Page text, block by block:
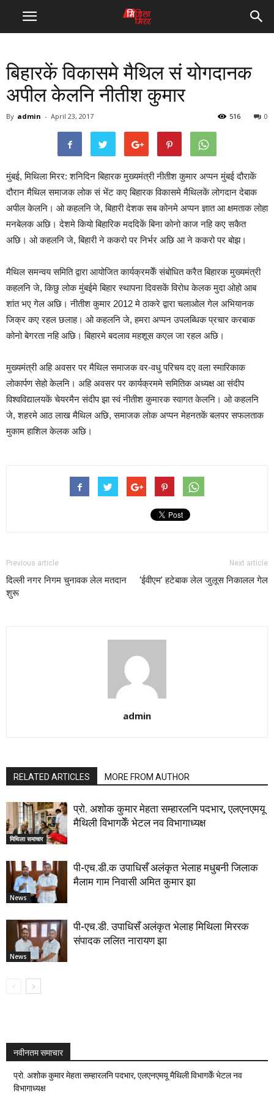
बिहारकें विकासमे मैथिल सं योगदानक
अपील केलनि नीतीश कुमार
By admin - April 23, 2017 0
516
मुंबई, मिथिला मिरर: शनिदिन बिहारक मुख्यमंत्री नीतीश कुमार अप्पन मुंबई दौराकें
दौरान मैथिल समाजक लोक सं भेंट कए बिहारक विकासमे मैथिलकें लोगदान देबाक
अपील केलनि। ओ कहलनि जे, बिहारी देशक सब कोनमे अप्पन ज्ञात आ क्षमताक लोहा
मनबेलक अछि। देशमे कियो बिहारिक मददिकें बिना कोनो काज नहि कए सकैत
अछि। ओ कहलनि जे, बिहारी ने ककरो पर निर्भर अछि आ ने ककरो पर बोझ।
मैथिल समन्वय समिति द्वारा आयोजित कार्यक्रमकेँ संबोधित करैत बिहारक मुख्यमंत्री
कहलनि जे, किछु लोक मुंबईमे बिहार स्थापना दिवसकें विरोध केलक मुदा ओहो आब
शांत भए गेल अछि। नीतीश कुमार 2012 मे ठाकरे द्वारा चलाओल गेल अभियानक
जिक्र कए रहल छलाह। ओ कहलनि जे, हमरा अप्पन उपलब्धिक प्रचार करबाक
कोनो बेगरता नहि अछि। बिहारमे बदलाव महशूस कएल जा रहल अछि।
मुख्यमंत्री अहि अवसर पर मैथिल समाजक वर-वधु परिचय दए वला स्मारिकाक
लोकार्पण सेहो केलनि। अहि अवसर पर कार्यक्रममे समितिक अध्यक्ष आ संदीप
विश्वविद्यालयकें चेयरमैन संदीप झा स्वं नीतीश कुमारक स्वागत केलनि। ओ कहलनि
जे, शहरमे आठ लाख मैथिल अछि, समाजक लोक अप्पन मेहनतकें बलपर सफलताक
मुकाम हाशिल केलक अछि।
Previous article
दिल्ली नगर निगम चुनावक लेल मतदान
शुरू
Next article
‘ईवीएम’ हटेबाक लेल जुलूस निकालल गेल
admin
RELATED ARTICLES MORE FROM AUTHOR
मिथिला समाचार
प्रो. अशोक कुमार मेहता सम्हारलनि पदभार, एलएनएमयू
मैथिली विभागकेँ भेटल नव विभागाध्यक्ष
News
पी-एच.डी.क उपाधिसँ अलंकृत भेलाह मधुबनी जिलाक
मैलाम गाम निवासी अमित कुमार झा
News
पी-एच.डी. उपाधिसँ अलंकृत भेलाह मिथिला मिररक
संपादक ललित नारायण झा
नवीनतम समाचार
प्रो. अशोक कुमार मेहता सम्हारलनि पदभार, एलएनएमयू मैथिली विभागकेँ भेटल नव
विभागाध्यक्ष